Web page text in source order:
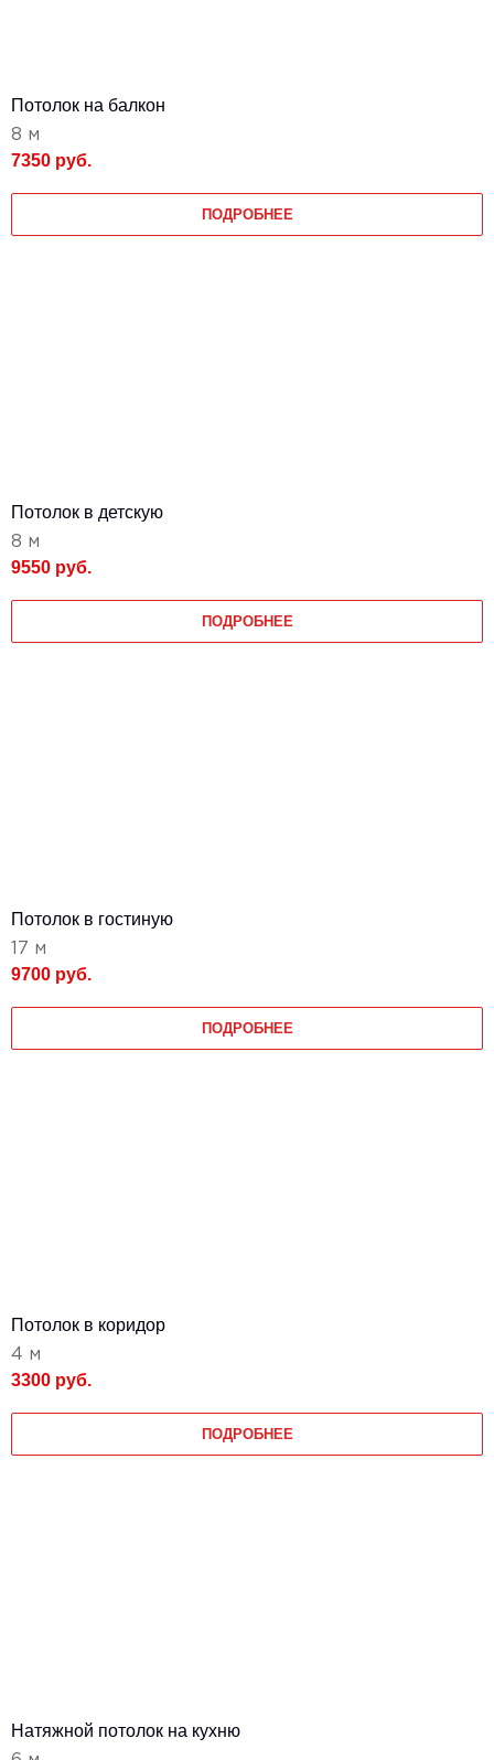
Потолок на балкон
8 м
7350 руб.
ПОДРОБНЕЕ
Потолок в детскую
8 м
9550 руб.
ПОДРОБНЕЕ
Потолок в гостиную
17 м
9700 руб.
ПОДРОБНЕЕ
Потолок в коридор
4 м
3300 руб.
ПОДРОБНЕЕ
Натяжной потолок на кухню